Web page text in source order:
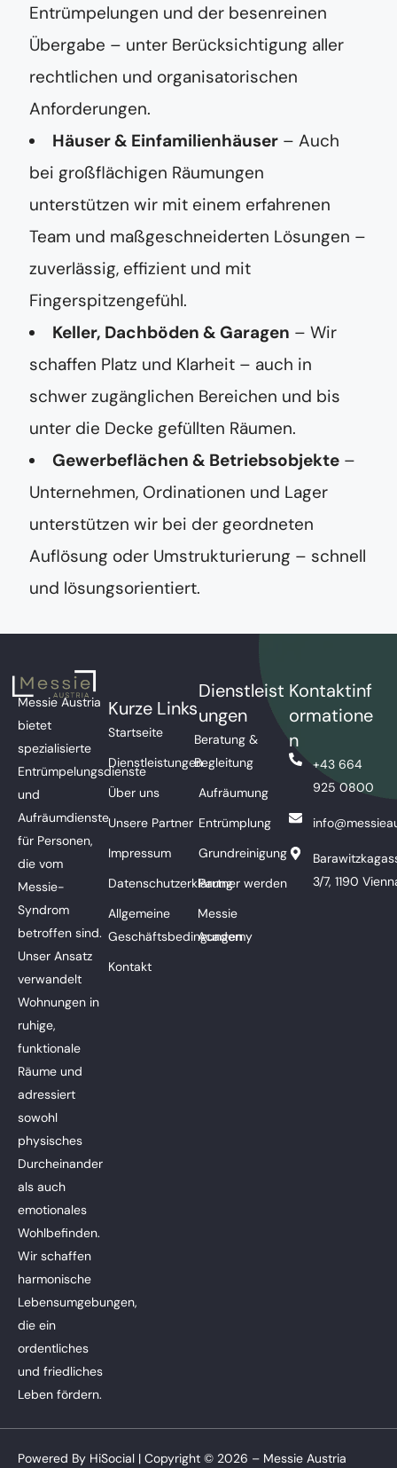
Entrümpelungen und der besenreinen
Übergabe – unter Berücksichtigung aller
rechtlichen und organisatorischen
Anforderungen.
Häuser & Einfamilienhäuser – Auch
bei großflächigen Räumungen
unterstützen wir mit einem erfahrenen
Team und maßgeschneiderten Lösungen –
zuverlässig, effizient und mit
Fingerspitzengefühl.
Keller, Dachböden & Garagen – Wir
schaffen Platz und Klarheit – auch in
schwer zugänglichen Bereichen und bis
unter die Decke gefüllten Räumen.
Gewerbeflächen & Betriebsobjekte –
Unternehmen, Ordinationen und Lager
unterstützen wir bei der geordneten
Auflösung oder Umstrukturierung – schnell
und lösungsorientiert.
Messie Austria
bietet
spezialisierte
Entrümpelungsdienste
und
Aufräumdienste
für Personen,
die vom
Messie-
Syndrom
betroffen sind.
Unser Ansatz
verwandelt
Wohnungen in
ruhige,
funktionale
Räume und
adressiert
sowohl
physisches
Durcheinander
als auch
emotionales
Wohlbefinden.
Wir schaffen
harmonische
Lebensumgebungen,
die ein
ordentliches
und friedliches
Leben fördern.
Kurze Links
Startseite
Dienstleistungen
Über uns
Unsere Partner
Impressum
Datenschutzerklärung
Allgemeine
Geschäftsbedingungen
Kontakt
Dienstleist
ungen
Beratung &
Begleitung
Aufräumung
Entrümplung
Grundreinigung
Partner werden
Messie
Academy
Kontaktinf
ormatione
n
+43 664
925 0800
3/7, 1190
Powered By HiSocial | Copyright © 2026 – Messie Austria